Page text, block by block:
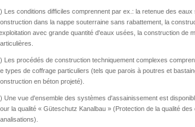
Les conditions difficiles comprennent par ex.: la retenue des eaux
dans la nappe souterraine sans rabattement, la
avec grande quantité d'eaux usées, la construction de
Les procédés de construction techniquement complexes
types de coffrage particuliers (tels que parois à poutres et
en béton projeté).
Une vue d'ensemble des systèmes d'assainissement est
la qualité « Güteschutz Kanalbau » (Protection de la qualité